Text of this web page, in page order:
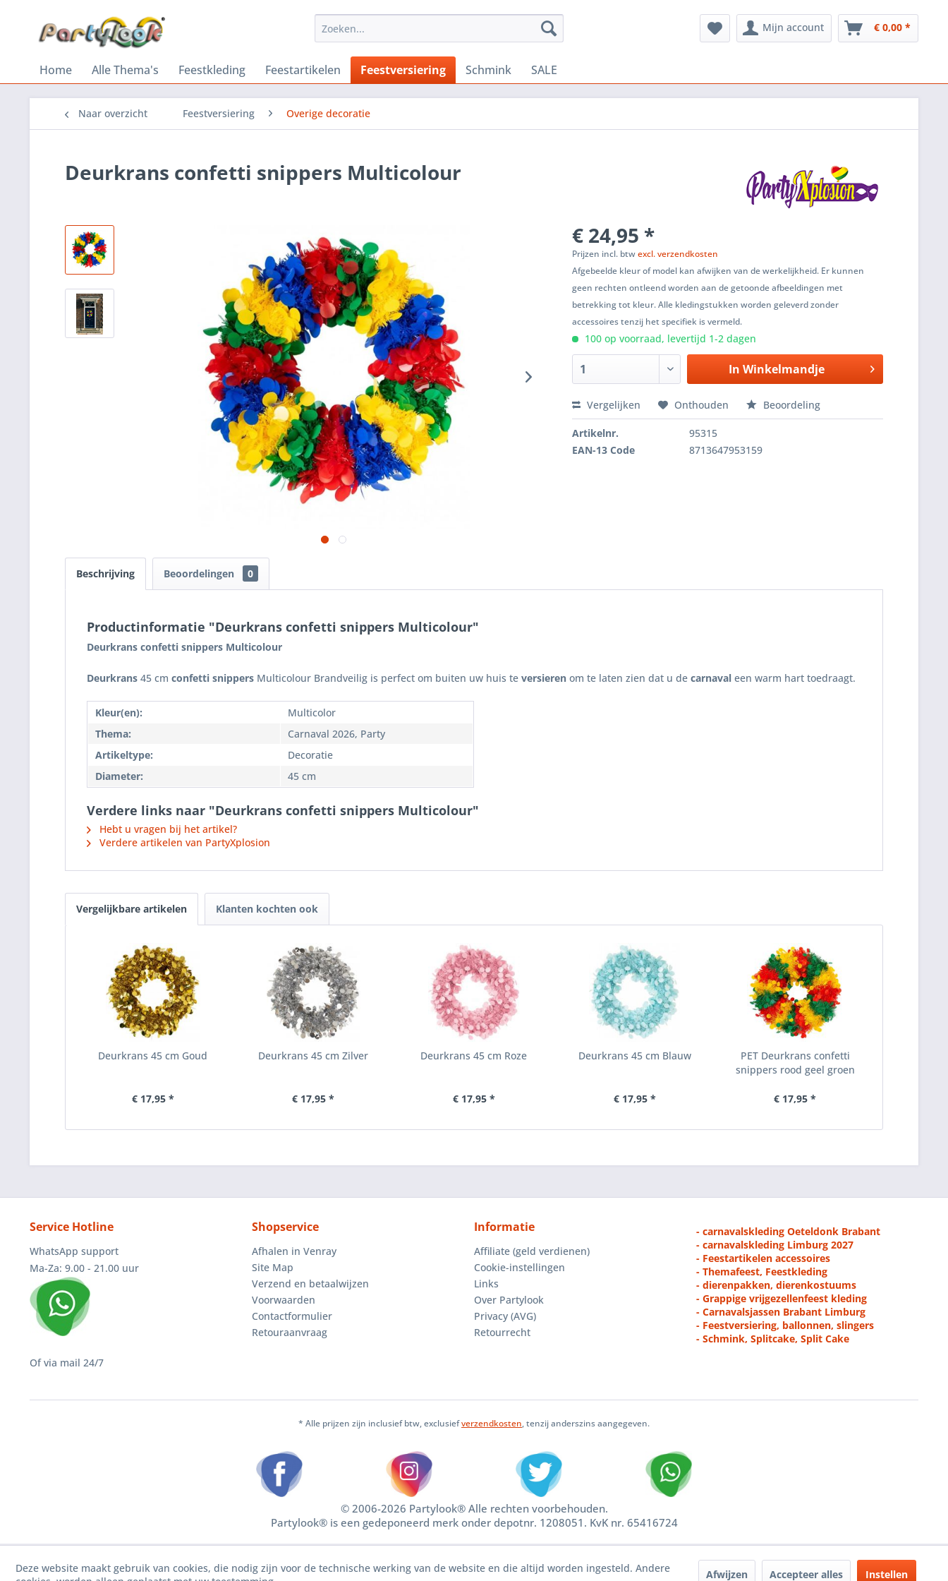
Mijn account € 0,00 *
Home Alle Thema's Feestkleding Feestartikelen Feestversiering Schmink SALE
Naar overzicht Feestversiering Overige decoratie
Deurkrans confetti snippers Multicolour
€ 24,95 *
Prijzen incl. btwexcl. verzendkosten
Afgebeelde kleur of model kan afwijken van de werkelijkheid. Er kunnen
geen rechten ontleend worden aan de getoonde afbeeldingen met
betrekking tot kleur. Alle kledingstukken worden geleverd zonder
accessoires tenzij het specifiek is vermeld.
100 op voorraad, levertijd 1-2 dagen
In Winkelmandje
Vergelijken Onthouden Beoordeling
Artikelnr.
95315
EAN-13 Code
8713647953159
Beschrijving Beoordelingen 0
Productinformatie "Deurkrans confetti snippers Multicolour"
Deurkrans confetti snippers Multicolour
Deurkrans 45 cm confetti snippers Multicolour Brandveilig is perfect om buiten uw huis te versieren om te laten zien dat u de carnaval een warm hart toedraagt.
Kleur(en):
Multicolor
Thema:
Carnaval 2026, Party
Artikeltype:
Decoratie
Diameter:
45 cm
Verdere links naar "Deurkrans confetti snippers Multicolour"
Hebt u vragen bij het artikel?
Verdere artikelen van PartyXplosion
Vergelijkbare artikelen Klanten kochten ook
Deurkrans 45 cm Goud
€ 17,95 *
Deurkrans 45 cm Zilver
€ 17,95 *
Deurkrans 45 cm Roze
€ 17,95 *
Deurkrans 45 cm Blauw
€ 17,95 *
PET Deurkrans confetti
snippers rood geel groen
€ 17,95 *
Service Hotline
WhatsApp support
Ma-Za: 9.00 - 21.00 uur
Of via mail 24/7
Shopservice
Afhalen in Venray
Site Map
Verzend en betaalwijzen
Voorwaarden
Contactformulier
Retouraanvraag
Informatie
Affiliate (geld verdienen)
Cookie-instellingen
Links
Over Partylook
Privacy (AVG)
Retourrecht
- carnavalskleding Oeteldonk Brabant
- carnavalskleding Limburg 2027
- Feestartikelen accessoires
- Themafeest, Feestkleding
- dierenpakken, dierenkostuums
- Grappige vrijgezellenfeest kleding
- Carnavalsjassen Brabant Limburg
- Feestversiering, ballonnen, slingers
- Schmink, Splitcake, Split Cake
* Alle prijzen zijn inclusief btw, exclusiefverzendkosten, tenzij anderszins aangegeven.
© 2006-2026 Partylook® Alle rechten voorbehouden.
Partylook® is een gedeponeerd merk onder depotnr. 1208051. KvK nr. 65416724
Deze website maakt gebruik van cookies, die nodig zijn voor de technische werking van de website en die altijd worden ingesteld. Andere
Afwijzen Accepteer alles Instellen